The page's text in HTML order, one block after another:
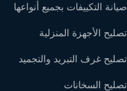
صيانة التكييفات بجميع أنواعها
تصليح الأجهزة المنزلية
تصليح غرف التبريد والتجميد
تصليح السخانات